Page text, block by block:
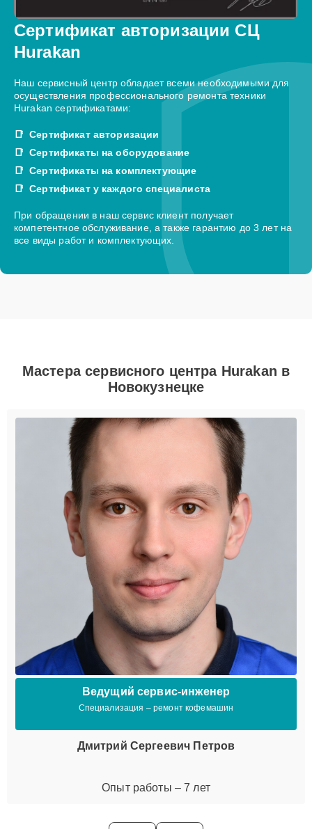
Сертификат авторизации СЦ
Hurakan
Наш сервисный центр обладает всеми необходимыми для
осуществления профессионального ремонта техники
Hurakan сертификатами:
Сертификат авторизации
Сертификаты на оборудование
Сертификаты на комплектующие
Сертификат у каждого специалиста
При обращении в наш сервис клиент получает
компетентное обслуживание, а также гарантию до 3 лет на
все виды работ и комплектующих.
Мастера сервисного центра Hurakan в
Новокузнецке
Ведущий сервис-инженер
Специализация – ремонт кофемашин
Дмитрий Сергеевич Петров
Опыт работы – 7 лет